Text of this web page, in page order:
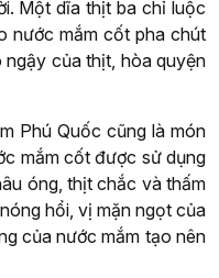
Một dĩa thịt ba chỉ luộc
nước mắm cốt pha chút
ngậy của thịt, hòa quyện
Phú Quốc cũng là món
mắm cốt được sử dụng
óng, thịt chắc và thấm
hổi, vị mặn ngọt của
của nước mắm tạo nên